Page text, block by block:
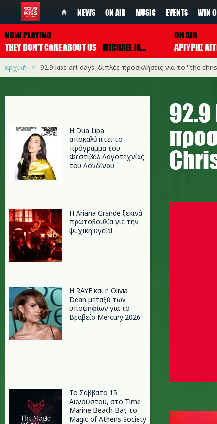
NEWS ON AIR MUSIC EVENTS WIN
NOW PLAYING
THEY DON'T CARE ABOUT US MICHAEL JACKSON
ON AIR
ΑΡΓΥΡΗΣ
αρχική 92.9 kiss art days: διπλές προσκλήσεις για τo ''the
Η Dua Lipa
αποκαλύπτει το
πρόγραμμα του
Φεστιβάλ Λογοτεχνίας
του Λονδίνου
Η Ariana Grande ξεκινά
πρωτοβουλία για την
ψυχική υγεία!
Η RAYE και η Olivia
Dean μεταξύ των
υποψηφίων για το
Βραβείο Mercury 2026
Το Σάββατο 15
Αυγούστου, στο Time
Marine Beach Bar, το
Magic of Athens Society
92.9